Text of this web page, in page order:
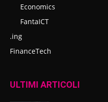
Economics
FantaICT
.ing
FinanceTech
ULTIMI ARTICOLI